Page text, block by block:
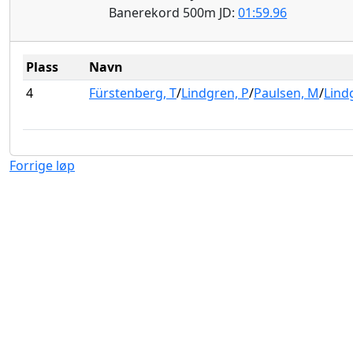
Banerekord 500m JD:01:59.96
Plass
Navn
4
Fürstenberg, T/Lindgren, P/Paulsen, M/
Forrige løp